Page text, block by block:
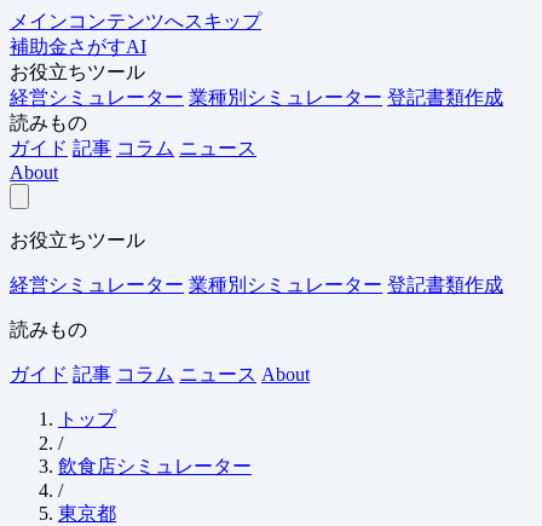
メインコンテンツへスキップ
補助金さがすAI
お役立ちツール
経営シミュレーター 業種別シミュレーター 登記書類作成
読みもの
ガイド 記事 コラム ニュース
About
お役立ちツール
経営シミュレーター 業種別シミュレーター 登記書類作成
読みもの
ガイド 記事 コラム ニュース About
トップ
/
飲食店シミュレーター
/
東京都